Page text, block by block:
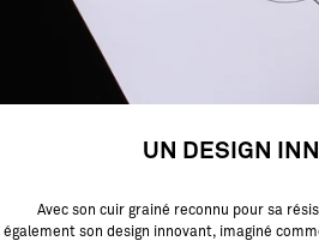
UN DESIGN
Avec son cuir grainé reconnu pour sa
également son design innovant, imaginé